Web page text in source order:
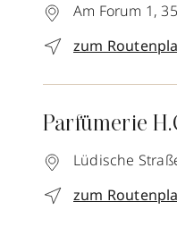
Am Forum 1,
zum
Parfümerie
Lüdische
zum